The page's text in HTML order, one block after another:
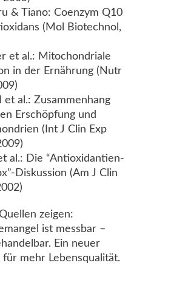
& Tiano: Coenzym Q10
(Mol Biotechnol,
et al.: Mitochondriale
in der Ernährung (Nutr
et al.: Zusammenhang
Erschöpfung und
(Int J Clin Exp
al.: Die “Antioxidantien-
Diskussion (Am J Clin
zeigen:
ist messbar –
Ein neuer
für mehr Lebensqualität.